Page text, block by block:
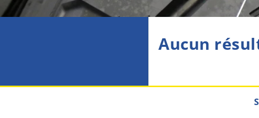
Aucun